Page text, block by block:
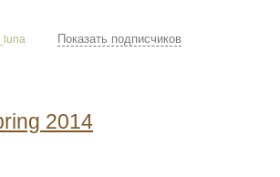
Показать подписчиков
2014